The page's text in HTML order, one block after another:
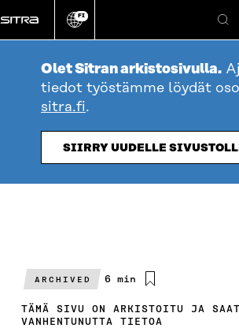
suoraan
sisältöön
Vaihda
kieli
FI
Hae
Olet Sitran arkistosivulla.
tiedot työstämme löydät
sitra.fi.
SIIRRY UUDELLE
ARCHIVED
Arvioitu
6 min
TÄMÄ SIVU ON ARKISTOITU JA
VANHENTUNUTTA TIETOA